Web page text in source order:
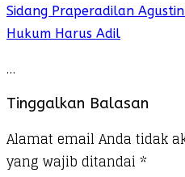
Sidang Praperadilan
Hukum Harus Adil
…
Tinggalkan Balasan
Alamat email Anda tidak
yang wajib ditandai *